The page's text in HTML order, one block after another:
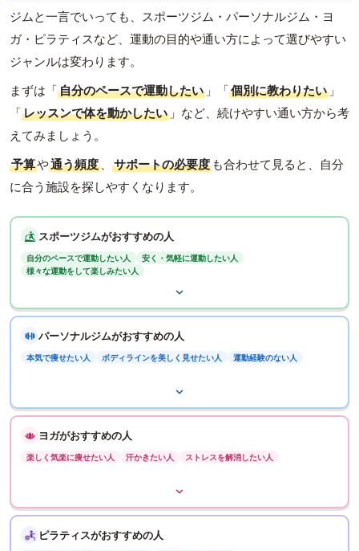
ジムと一言でいっても、スポーツジム・パーソナルジム・ヨ
ガ・ピラティスなど、運動の目的や通い方によって選びやすい
ジャンルは変わります。
まずは「自分のペースで運動したい 」「個別に教わりたい 」
「レッスンで体を動かしたい 」など、続けやすい通い方から考
えてみましょう。
予算や通う頻度 、 サポートの必要度 も合わせて見ると、自分
に合う施設を探しやすくなります。
スポーツジムがおすすめの人
自分のペースで運動したい人
安く・気軽に運動したい人
様々な運動をして楽しみたい人
パーソナルジムがおすすめの人
本気で痩せたい人 ボディラインを美しく見せたい人 運動経験のない人
ヨガがおすすめの人
楽しく気楽に痩せたい人 汗かきたい人 ストレスを解消したい人
ピラティスがおすすめの人